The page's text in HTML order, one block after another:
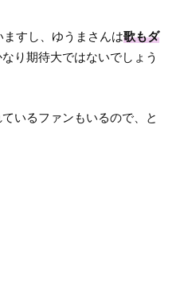
すし、ゆうまさんは歌もダ
り期待大ではないでしょう
いるファンもいるので、と